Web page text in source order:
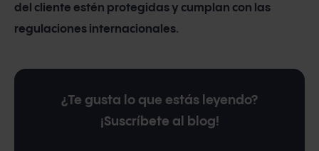
del cliente estén protegidas y cumplan con las
regulaciones internacionales.
¿Te gusta lo que estás leyendo?
¡Suscríbete al blog!